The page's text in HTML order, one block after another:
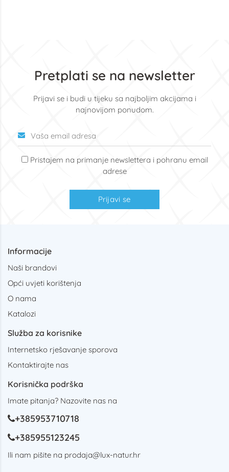
Pretplati se na newsletter
Prijavi se i budi u tijeku sa najboljim akcijama i
najnovijom ponudom.
Pristajem na primanje newslettera i pohranu email
adrese
Prijavi se
Informacije
Naši brandovi
Opći uvjeti korištenja
O nama
Katalozi
Služba za korisnike
Internetsko rješavanje sporova
Kontaktirajte nas
Korisnička podrška
Imate pitanja? Nazovite nas na
+385953710718
+385955123245
Ili nam pišite na prodaja@lux-natur.hr